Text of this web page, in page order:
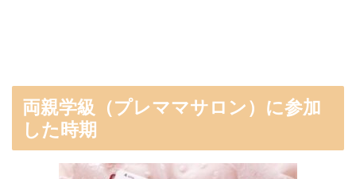
両親学級（プレママサロン）に参加
した時期